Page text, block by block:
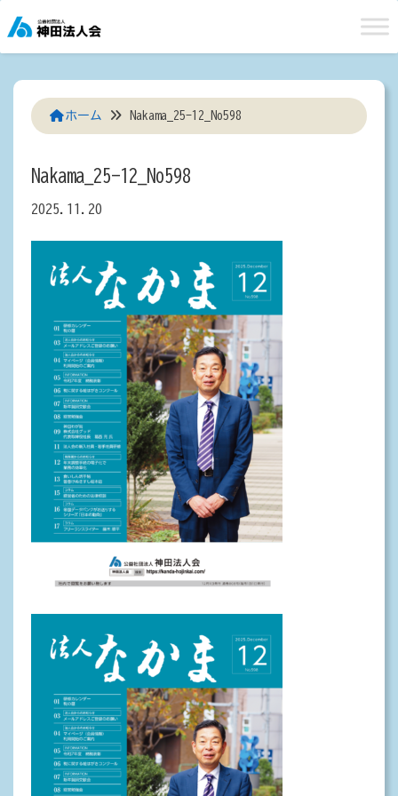
to
content
ホーム Nakama_25-12_No598
Nakama_25-12_No598
2025.11.20